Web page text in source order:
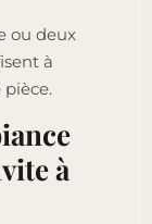
ou deux
à
à